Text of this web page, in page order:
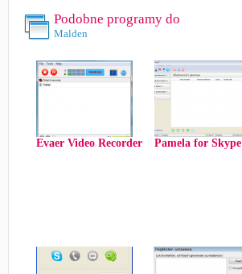
Podobne programy do
Malden
Evaer Video Recorder Pamela for Skype